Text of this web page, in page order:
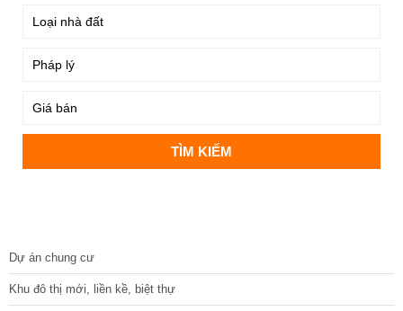
Dự án chung cư
Khu đô thị mới, liền kề, biệt thự